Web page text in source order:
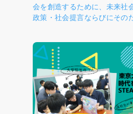
した。 漁業の環境負荷を減らすことも重要な研
究課題です。当研究室では、
サイクルの取り組みに関し
環境負荷を低減する具体的
す。また、スマート水産業の
（船団間での情報共有、過去
と利用、定置網への魚探の設
でいます。これらの技術は、
はなく漁業の環境負荷の低減
能な水産業の実現に寄与する
会を創造するために、未来社
政策・社会提言ならびにその
を行います。また未来社会
を統合する国際ネットワー
民との協創のプラットフォー
たし、研究に基づいた未来
示すとともに、それを担う人
ます。